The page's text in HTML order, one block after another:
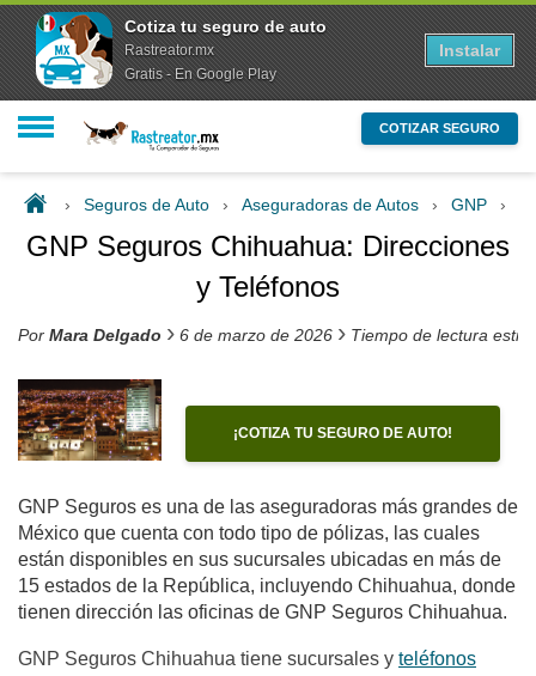
COTIZAR SEGURO
› Seguros de Auto › Aseguradoras de Autos › GNP ›
GNP Seguros Chihuahua: Direcciones
y Teléfonos
Por Mara Delgado › 6 de marzo de 2026 › Tiempo de lectura
¡COTIZA TU SEGURO DE AUTO!
GNP Seguros es una de las aseguradoras más grandes de
México que cuenta con todo tipo de pólizas, las cuales
están disponibles en sus sucursales ubicadas en más de
15 estados de la República, incluyendo Chihuahua, donde
tienen dirección las oficinas de GNP Seguros Chihuahua.
GNP Seguros Chihuahua tiene sucursales y teléfonos
Cotiza tu seguro de auto
Rastreator.mx
Gratis - En Google Play
Instalar